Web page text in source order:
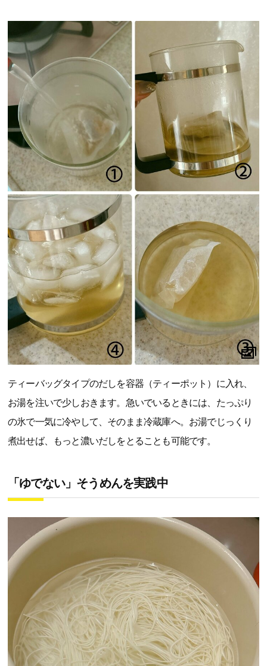
ティーバッグタイプのだしを容器（ティーポット）に入れ、
お湯を注いで少しおきます。急いでいるときには、たっぷり
の氷で一気に冷やして、そのまま冷蔵庫へ。お湯でじっくり
煮出せば、もっと濃いだしをとることも可能です。
「ゆでない」そうめんを実践中